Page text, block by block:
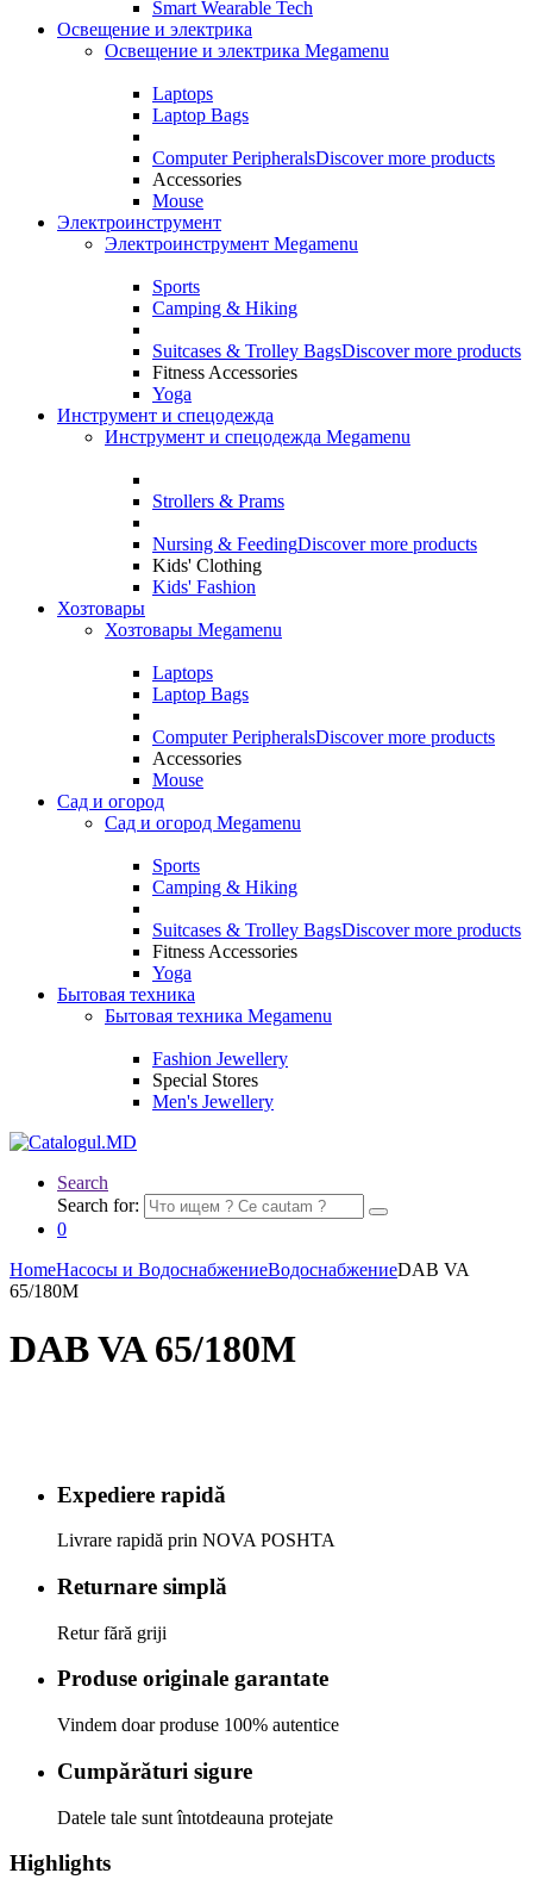
Smart Wearable Tech
Освещение и электрика
Освещение и электрика Megamenu
Laptops
Laptop Bags
Computer PeripheralsDiscover more products
Accessories
Mouse
Электроинструмент
Электроинструмент Megamenu
Sports
Camping & Hiking
Suitcases & Trolley BagsDiscover more products
Fitness Accessories
Yoga
Инструмент и спецодежда
Инструмент и спецодежда Megamenu
Strollers & Prams
Nursing & FeedingDiscover more products
Kids' Clothing
Kids' Fashion
Хозтовары
Хозтовары Megamenu
Laptops
Laptop Bags
Computer PeripheralsDiscover more products
Accessories
Mouse
Сад и огород
Сад и огород Megamenu
Sports
Camping & Hiking
Suitcases & Trolley BagsDiscover more products
Fitness Accessories
Yoga
Бытовая техника
Бытовая техника Megamenu
Fashion Jewellery
Special Stores
Men's Jewellery
Search
Search for:
0
HomeНасосы и ВодоснабжениеВодоснабжениеDAB VA
65/180M
DAB VA 65/180M
Expediere rapidă
Livrare rapidă prin NOVA POSHTA
Returnare simplă
Retur fără griji
Produse originale garantate
Vindem doar produse 100% autentice
Cumpărături sigure
Datele tale sunt întotdeauna protejate
Highlights